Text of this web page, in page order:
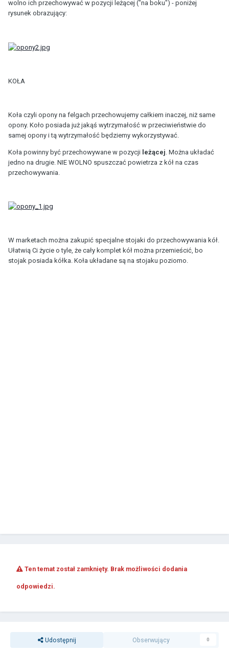
wolno ich przechowywać w pozycji leżącej ("na boku") - poniżej
rysunek obrazujący:
KOŁA
Koła czyli opony na felgach przechowujemy całkiem inaczej, niż same
opony. Koło posiada już jakąś wytrzymałość w przeciwieństwie do
samej opony i tą wytrzymałość będziemy wykorzystywać.
Koła powinny być przechowywane w pozycji leżącej . Można układać
jedno na drugie. NIE WOLNO spuszczać powietrza z kół na czas
przechowywania.
W marketach można zakupić specjalne stojaki do przechowywania kół.
Ułatwią Ci życie o tyle, że cały komplet kół można przemieścić, bo
stojak posiada kółka. Koła układane są na stojaku poziomo.
Ten temat został zamknięty. Brak możliwości dodania
odpowiedzi.
Udostępnij Obserwujący 0